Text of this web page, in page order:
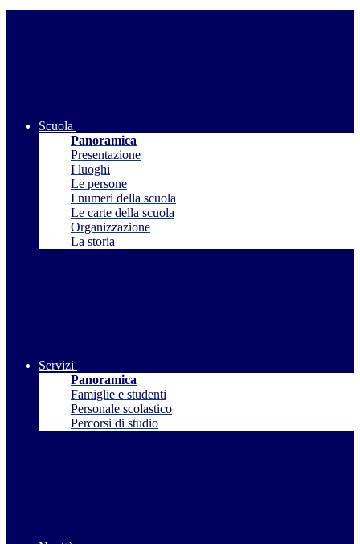
Scuola
Panoramica
Presentazione
I luoghi
Le persone
I numeri della scuola
Le carte della scuola
Organizzazione
La storia
Servizi
Panoramica
Famiglie e studenti
Personale scolastico
Percorsi di studio